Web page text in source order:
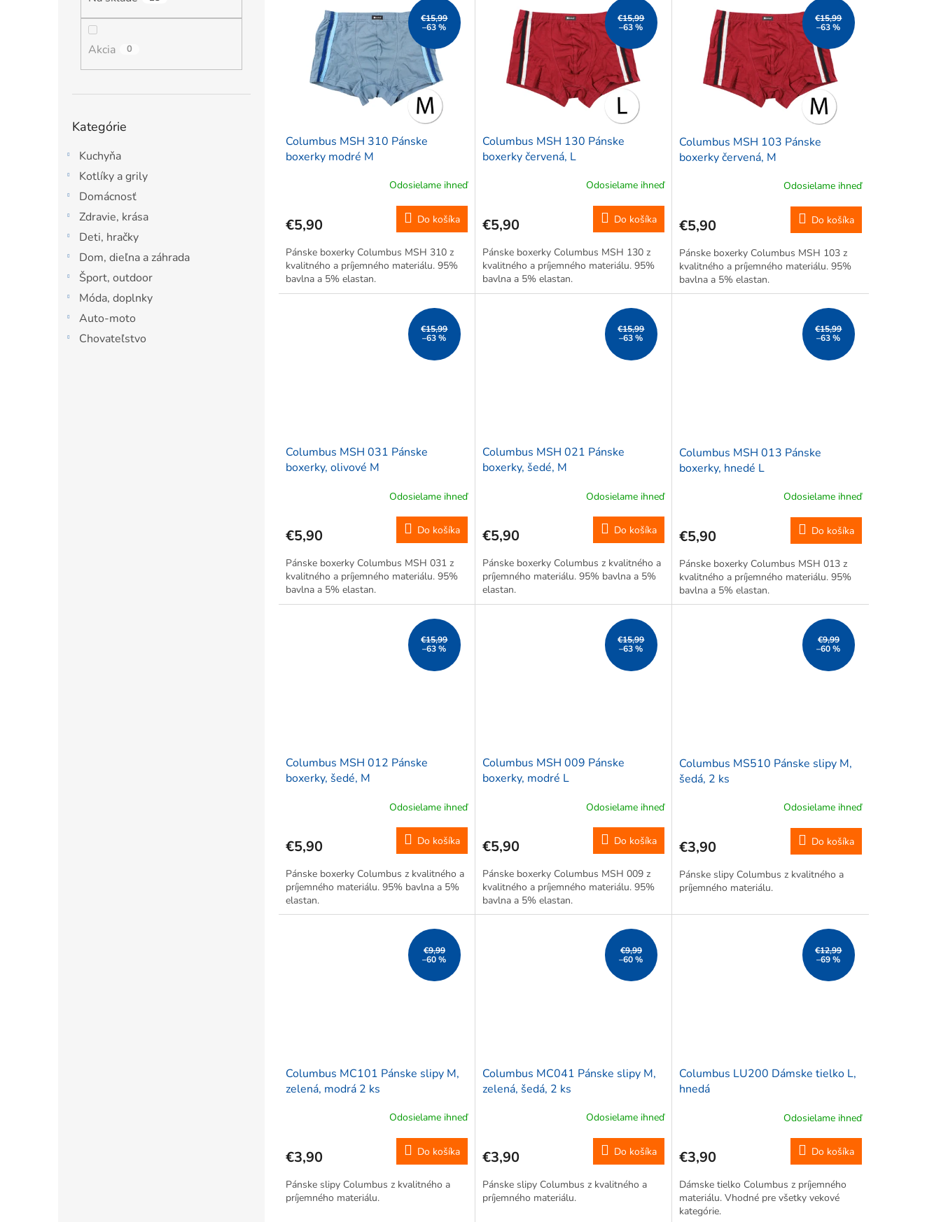
Akcia 0
kategórie
Kategórie
Kuchyňa
Kotlíky a grily
Domácnosť
Zdravie, krása
Deti, hračky
Dom, dieľna a záhrada
Šport, outdoor
Móda, doplnky
Auto-moto
Chovateľstvo
€15,99
–63 %
Columbus MSH 310 Pánske
boxerky modré M
Odosielame ihneď
€5,90 Do košíka
Pánske boxerky Columbus MSH 310 z
kvalitného a príjemného materiálu. 95%
bavlna a 5% elastan.
€15,99
–63 %
Columbus MSH 130 Pánske
boxerky červená, L
Odosielame ihneď
€5,90 Do košíka
Pánske boxerky Columbus MSH 130 z
kvalitného a príjemného materiálu. 95%
bavlna a 5% elastan.
€15,99
–63 %
Columbus MSH 103 Pánske
boxerky červená, M
Odosielame ihneď
€5,90 Do košíka
Pánske boxerky Columbus MSH 103 z
kvalitného a príjemného materiálu. 95%
bavlna a 5% elastan.
€15,99
–63 %
Columbus MSH 031 Pánske
boxerky, olivové M
Odosielame ihneď
€5,90 Do košíka
Pánske boxerky Columbus MSH 031 z
kvalitného a príjemného materiálu. 95%
bavlna a 5% elastan.
€15,99
–63 %
Columbus MSH 021 Pánske
boxerky, šedé, M
Odosielame ihneď
€5,90 Do košíka
Pánske boxerky Columbus z kvalitného a
príjemného materiálu. 95% bavlna a 5%
elastan.
€15,99
–63 %
Columbus MSH 013 Pánske
boxerky, hnedé L
Odosielame ihneď
€5,90 Do košíka
Pánske boxerky Columbus MSH 013 z
kvalitného a príjemného materiálu. 95%
bavlna a 5% elastan.
€15,99
–63 %
Columbus MSH 012 Pánske
boxerky, šedé, M
Odosielame ihneď
€5,90 Do košíka
Pánske boxerky Columbus z kvalitného a
príjemného materiálu. 95% bavlna a 5%
elastan.
€15,99
–63 %
Columbus MSH 009 Pánske
boxerky, modré L
Odosielame ihneď
€5,90 Do košíka
Pánske boxerky Columbus MSH 009 z
kvalitného a príjemného materiálu. 95%
bavlna a 5% elastan.
€9,99
–60 %
Columbus MS510 Pánske slipy M,
šedá, 2 ks
Odosielame ihneď
€3,90 Do košíka
Pánske slipy Columbus z kvalitného a
príjemného materiálu.
€9,99
–60 %
Columbus MC101 Pánske slipy M,
zelená, modrá 2 ks
Odosielame ihneď
€3,90 Do košíka
Pánske slipy Columbus z kvalitného a
príjemného materiálu.
€9,99
–60 %
Columbus MC041 Pánske slipy M,
zelená, šedá, 2 ks
Odosielame ihneď
€3,90 Do košíka
Pánske slipy Columbus z kvalitného a
príjemného materiálu.
€12,99
–69 %
Columbus LU200 Dámske tielko L,
hnedá
Odosielame ihneď
€3,90 Do košíka
Dámske tielko Columbus z príjemného
materiálu. Vhodné pre všetky vekové
kategórie.